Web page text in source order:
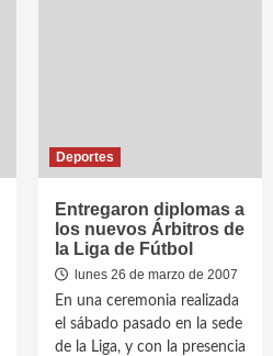
Deportes
Entregaron diplomas a
los nuevos Árbitros de
la Liga de Fútbol
lunes 26 de marzo de 2007
En una ceremonia realizada
el sábado pasado en la sede
de la Liga, y con la presencia